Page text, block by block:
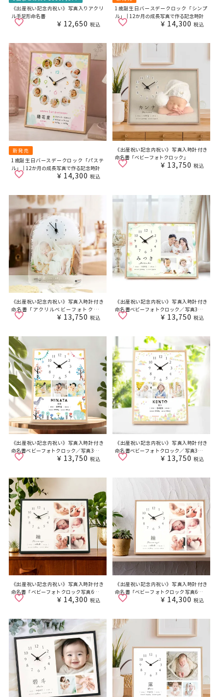
《出産祝い記念内祝い》写真入りアクリ
ル手足形命名書
¥ 12,650 税込
1歳誕生日バースデークロック「シンプ
ル」｜12か月の成長写真で作る記念時計
¥ 14,300 税込
新発売
1歳誕生日バースデークロック「パステ
ル」｜12か月の成長写真で作る記念時計
¥ 14,300 税込
《出産祝い記念内祝い》写真入時計付き
命名書「ベビーフォトクロック」
¥ 13,750 税込
《出産祝い記念内祝い》写真入時計付き
命名書「アクリルベビーフォトクロッ
ク」
¥ 13,750 税込
《出産祝い記念内祝い》写真入時計付き
命名書ベビーフォトクロック／写真3枚タ
イプ「気球」
¥ 13,750 税込
《出産祝い記念内祝い》写真入時計付き
命名書ベビーフォトクロック／写真3枚タ
イプ「アニマル」
¥ 13,750 税込
《出産祝い記念内祝い》写真入時計付き
命名書ベビーフォトクロック／写真3枚タ
イプ「遊園地」
¥ 13,750 税込
《出産祝い記念内祝い》写真入時計付き
命名書「ベビーフォトクロック写真6枚タ
イプ（ブラック）」
¥ 14,300 税込
《出産祝い記念内祝い》写真入時計付き
命名書「ベビーフォトクロック写真6枚タ
イプ（ナチュラル）」
¥ 14,300 税込